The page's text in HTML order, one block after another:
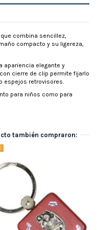
combina sencillez,
compacto y su ligereza,
apariencia elegante y
cierre de clip permite fijarlo
espejos retrovisores.
para niños como para
también compraron: